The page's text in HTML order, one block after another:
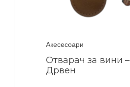
Акесесоари
Отварач за вини –
Дрвен